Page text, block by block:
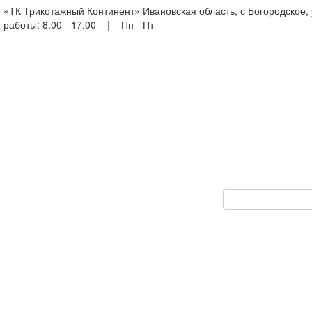
«ТК Трикотажный Континент» Ивановская область, с
работы: 8.00 - 17.00 | Пн - Пт